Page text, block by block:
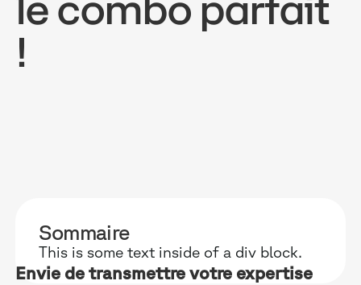
OBTENIR UNE DÉMO
RELATIONS
TÉMOIGNAGES
le combo parfait
!
Sommaire
This is some text inside of a div block.
Envie de transmettre votre expertise